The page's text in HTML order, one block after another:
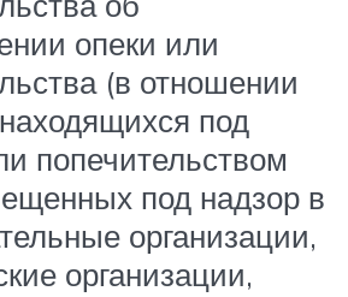
опеки или
(в отношении
под
попечительством
под надзор в
организации,
организации,